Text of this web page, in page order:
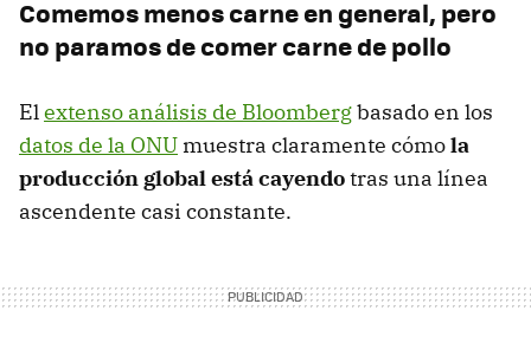
Comemos menos carne en general, pero
no paramos de comer carne de pollo
Elextenso análisis de Bloombergbasado en los
datos de la ONU muestra claramente cómola
producción global está cayendotras una línea
ascendente casi constante.